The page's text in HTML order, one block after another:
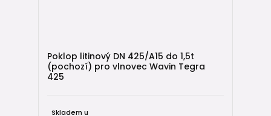
Poklop litinový DN 425/A15 do 1,5t
(pochozí) pro vlnovec Wavin Tegra
425
Skladem u